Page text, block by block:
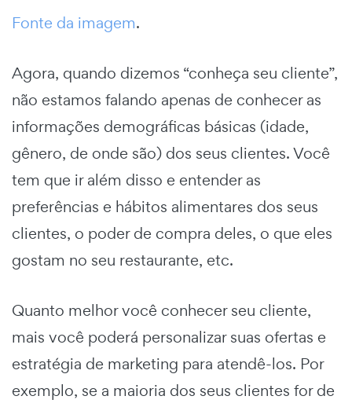
Fonte da imagem.
Agora, quando dizemos “conheça seu cliente”,
não estamos falando apenas de conhecer as
informações demográficas básicas (idade,
gênero, de onde são) dos seus clientes. Você
tem que ir além disso e entender as
preferências e hábitos alimentares dos seus
clientes, o poder de compra deles, o que eles
gostam no seu restaurante, etc.
Quanto melhor você conhecer seu cliente,
mais você poderá personalizar suas ofertas e
estratégia de marketing para atendê-los. Por
exemplo, se a maioria dos seus clientes for de